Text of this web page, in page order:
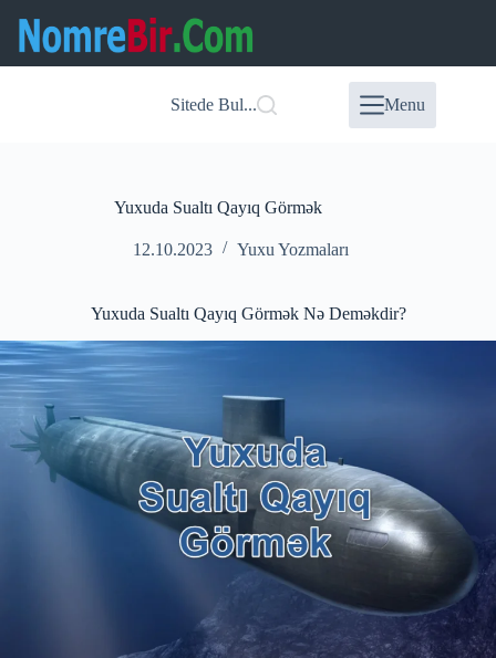
content
Sitede Bul... Menu
Yuxuda Sualtı Qayıq Görmək
12.10.2023 Yuxu Yozmaları
Yuxuda Sualtı Qayıq Görmək Nə Deməkdir?